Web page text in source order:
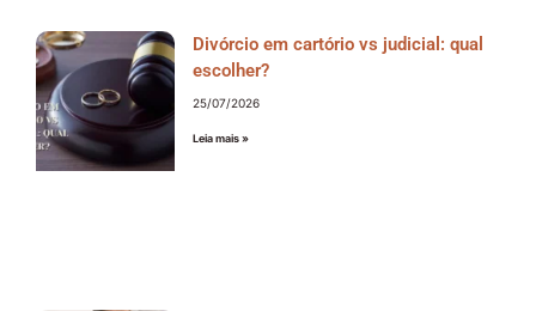
Divórcio em cartório vs judicial: qual
escolher?
25/07/2026
Leia mais »